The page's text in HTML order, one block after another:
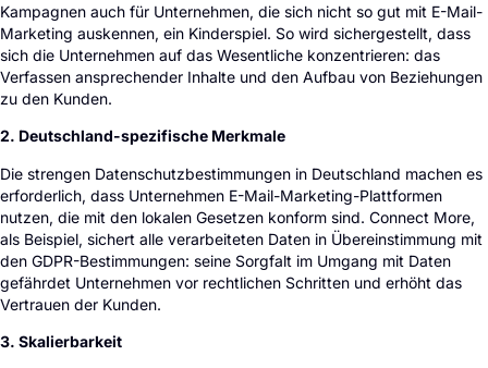
Kampagnen auch für Unternehmen, die sich nicht so gut mit E-Mail-
Marketing auskennen, ein Kinderspiel. So wird sichergestellt, dass
sich die Unternehmen auf das Wesentliche konzentrieren: das
Verfassen ansprechender Inhalte und den Aufbau von Beziehungen
zu den Kunden.
2. Deutschland-spezifische Merkmale
Die strengen Datenschutzbestimmungen in Deutschland machen es
erforderlich, dass Unternehmen E-Mail-Marketing-Plattformen
nutzen, die mit den lokalen Gesetzen konform sind. Connect More,
als Beispiel, sichert alle verarbeiteten Daten in Übereinstimmung mit
den GDPR-Bestimmungen: seine Sorgfalt im Umgang mit Daten
gefährdet Unternehmen vor rechtlichen Schritten und erhöht das
Vertrauen der Kunden.
3. Skalierbarkeit